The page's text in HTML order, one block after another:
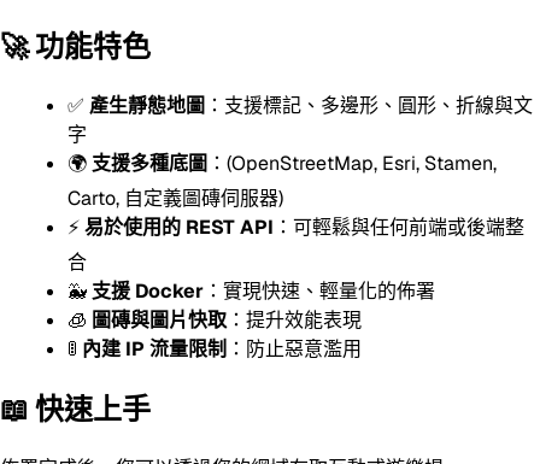
🚀 功能特色
✅ 產生靜態地圖 ：支援標記、多邊形、圓形、折線與文
字
🌍 支援多種底圖 ：(OpenStreetMap, Esri, Stamen,
Carto, 自定義圖磚伺服器)
⚡易於使用的 REST API ：可輕鬆與任何前端或後端整
合
🐳 支援 Docker ：實現快速、輕量化的佈署
🧊 圖磚與圖片快取 ：提升效能表現
🚦 內建 IP 流量限制 ：防止惡意濫用
📖 快速上手